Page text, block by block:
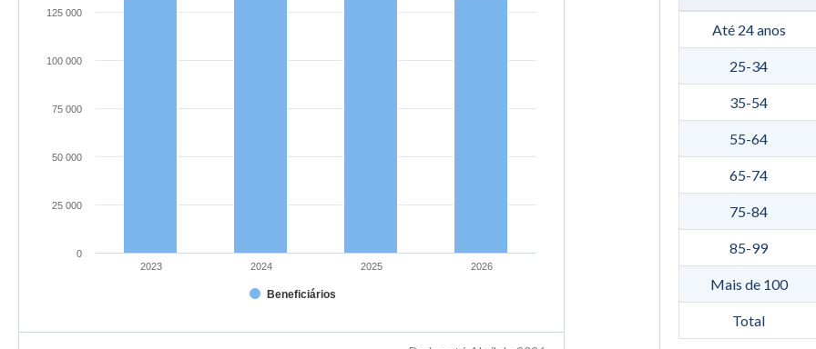
Beneficiários
2023 2024 2025 2026
0
25 000
50 000
75 000
100 000
125 000
Até 24 anos
25-34
35-54
55-64
65-74
75-84
85-99
Mais de 100
Total